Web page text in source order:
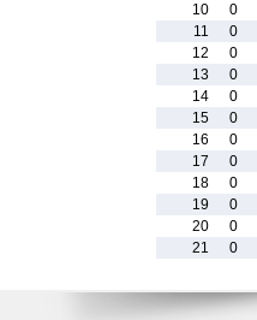
10
0
11
0
12
0
13
0
14
0
15
0
16
0
17
0
18
0
19
0
20
0
21
0